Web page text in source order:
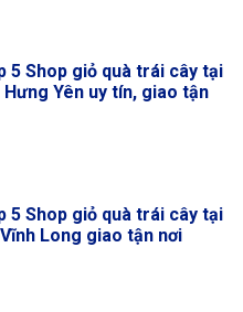
5 Shop giỏ quà trái cây tại
Hưng Yên uy tín, giao tận
5 Shop giỏ quà trái cây tại
Long giao tận nơi